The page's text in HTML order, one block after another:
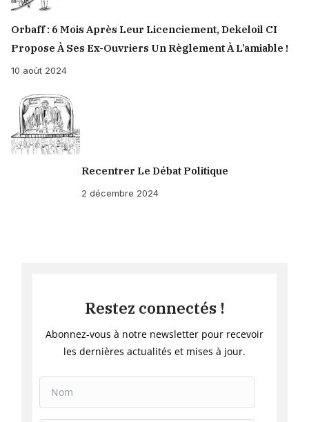
Orbaff : 6 Mois Après Leur Licenciement, Dekeloil CI
Propose À Ses Ex-Ouvriers Un Règlement À L’amiable !
10 août 2024
Recentrer Le Débat Politique
2 décembre 2024
Restez connectés !
Abonnez-vous à notre newsletter pour recevoir
les dernières actualités et mises à jour.